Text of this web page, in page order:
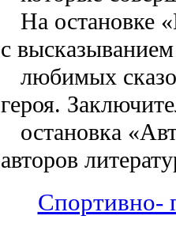
На остановке
с высказыванием
любимых
героя.
остановка
авторов
Спортивно-